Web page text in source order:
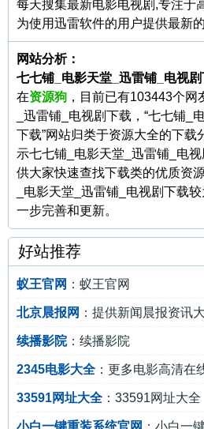
每天搜集最新电影电视剧,专注于
为使用迅雷软件的用户提供最新
网站分析：
七七铺_电影天堂_迅雷铺_电视
在资源狗 ，目前已有103443个
_迅雷铺_电视剧下载，“七七铺_
下载”网站归类于资源大全的下载
示七七铺_电影天堂_迅雷铺_电
供大家快速查找下载类的优质资
_电影天堂_迅雷铺_电视剧下载
一步完善和更新。
好站推荐
蚁王官网 ：蚁王官网
北京晨报网 ：提供新闻晨报资讯
续播影院：续播影院
2345电影大全 ：更多电影高清在
33591网址大全 ：33591网址大全
小白一键重装系统官网 ：小白一